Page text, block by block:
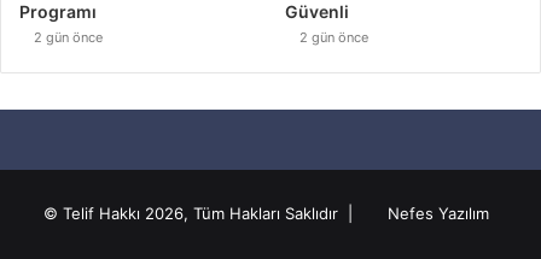
Programı
2 gün önce
Güvenli
2 gün önce
© Telif Hakkı 2026, Tüm Hakları Saklıdır | Nefes Yazılım